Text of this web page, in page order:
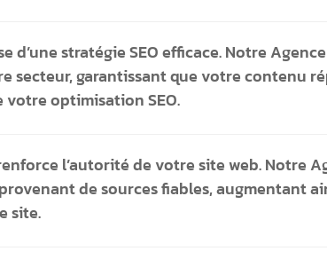
d’une stratégie SEO efficace. Notre
secteur, garantissant que votre contenu
optimisation SEO.
l’autorité de votre site web. Notre
de sources fiables, augmentant
site.